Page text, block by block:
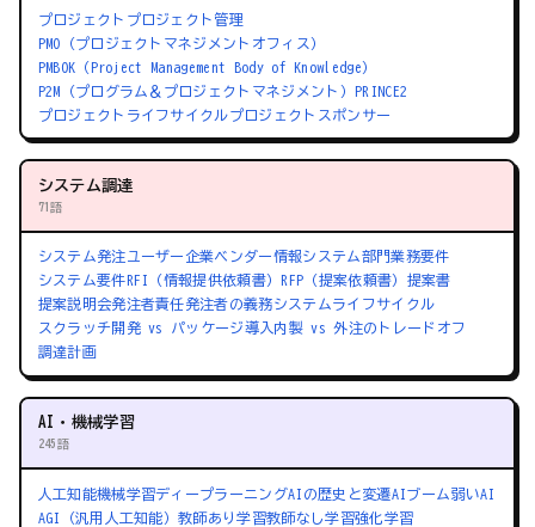
プロジェクト プロジェクト管理
PMO（プロジェクトマネジメントオフィス）
PMBOK（Project Management Body of Knowledge）
P2M（プログラム＆プロジェクトマネジメント） PRINCE2
プロジェクトライフサイクルプロジェクトスポンサー
システム調達
71語
システム発注 ユーザー企業ベンダー情報システム部門業務要件
システム要件 RFI（情報提供依頼書） RFP（提案依頼書） 提案書
提案説明会発注者責任発注者の義務システムライフサイクル
スクラッチ開発 vs パッケージ導入 内製 vs 外注のトレードオフ
調達計画
AI・機械学習
245語
人工知能機械学習ディープラーニングAIの歴史と変遷AIブーム 弱いAI
AGI（汎用人工知能）教師あり学習教師なし学習強化学習